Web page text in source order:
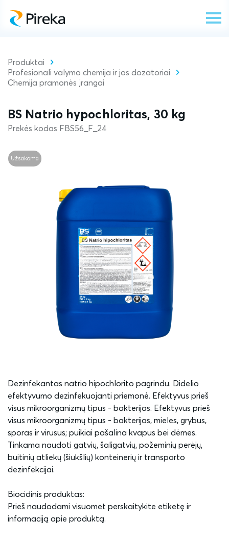
Produktai
Profesionali valymo chemija ir jos dozatoriai
Chemija pramonės įrangai
BS Natrio hypochloritas, 30 kg
Prekės kodas FBS56_F_24
Užsakoma
Dezinfekantas natrio hipochlorito pagrindu. Didelio
efektyvumo dezinfekuojanti priemonė. Efektyvus prieš
visus mikroorganizmų tipus - bakterijas. Efektyvus prieš
visus mikroorganizmų tipus - bakterijas, mieles, grybus,
sporas ir virusus; puikiai pašalina kvapus bei dėmes.
Tinkama naudoti gatvių, šaligatvių, požeminių perėjų,
buitinių atliekų (šiukšlių) konteinerių ir transporto
dezinfekcijai.
Biocidinis produktas:
Prieš naudodami visuomet perskaitykite etiketę ir
informaciją apie produktą.